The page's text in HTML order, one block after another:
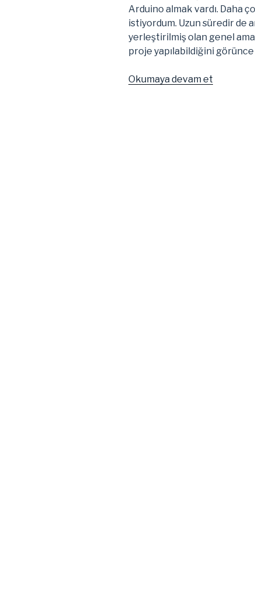
Arduino almak vardı. Daha
istiyordum. Uzun süredir de
yerleştirilmiş olan genel
proje yapılabildiğini
Okumaya devam et